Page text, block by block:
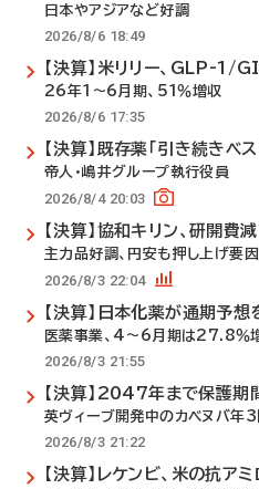
日本やアジアなど好調
2026/8/6 18:49
【決算】米リリー、GLP-1/
26年1～6月期、51％増収
2026/8/6 17:35
【決算】既存薬「引き続きベ
帝人・嶋井グループ執行役員
2026/8/4 20:03
【決算】協和キリン、研開費
主力品好調、円安も押し上げ要
2026/8/3 22:04
【決算】日本化薬が通期予想
医薬事業、4～6月期は27.8％
2026/8/3 21:55
【決算】2047年まで保護期
英ヴィーブ開発中のカベヌバ年3
2026/8/3 21:22
【決算】レケンビ、米の抗ア